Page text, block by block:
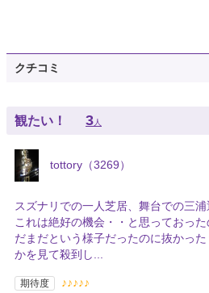
クチコミ
観たい！ 3人
tottory（3269）
スズナリでの一人芝居、舞台での三
これは絶好の機会・・と思っておっ
だまだという様子だったのに抜かっ
かを見て殺到し...
期待度 ♪♪♪♪♪